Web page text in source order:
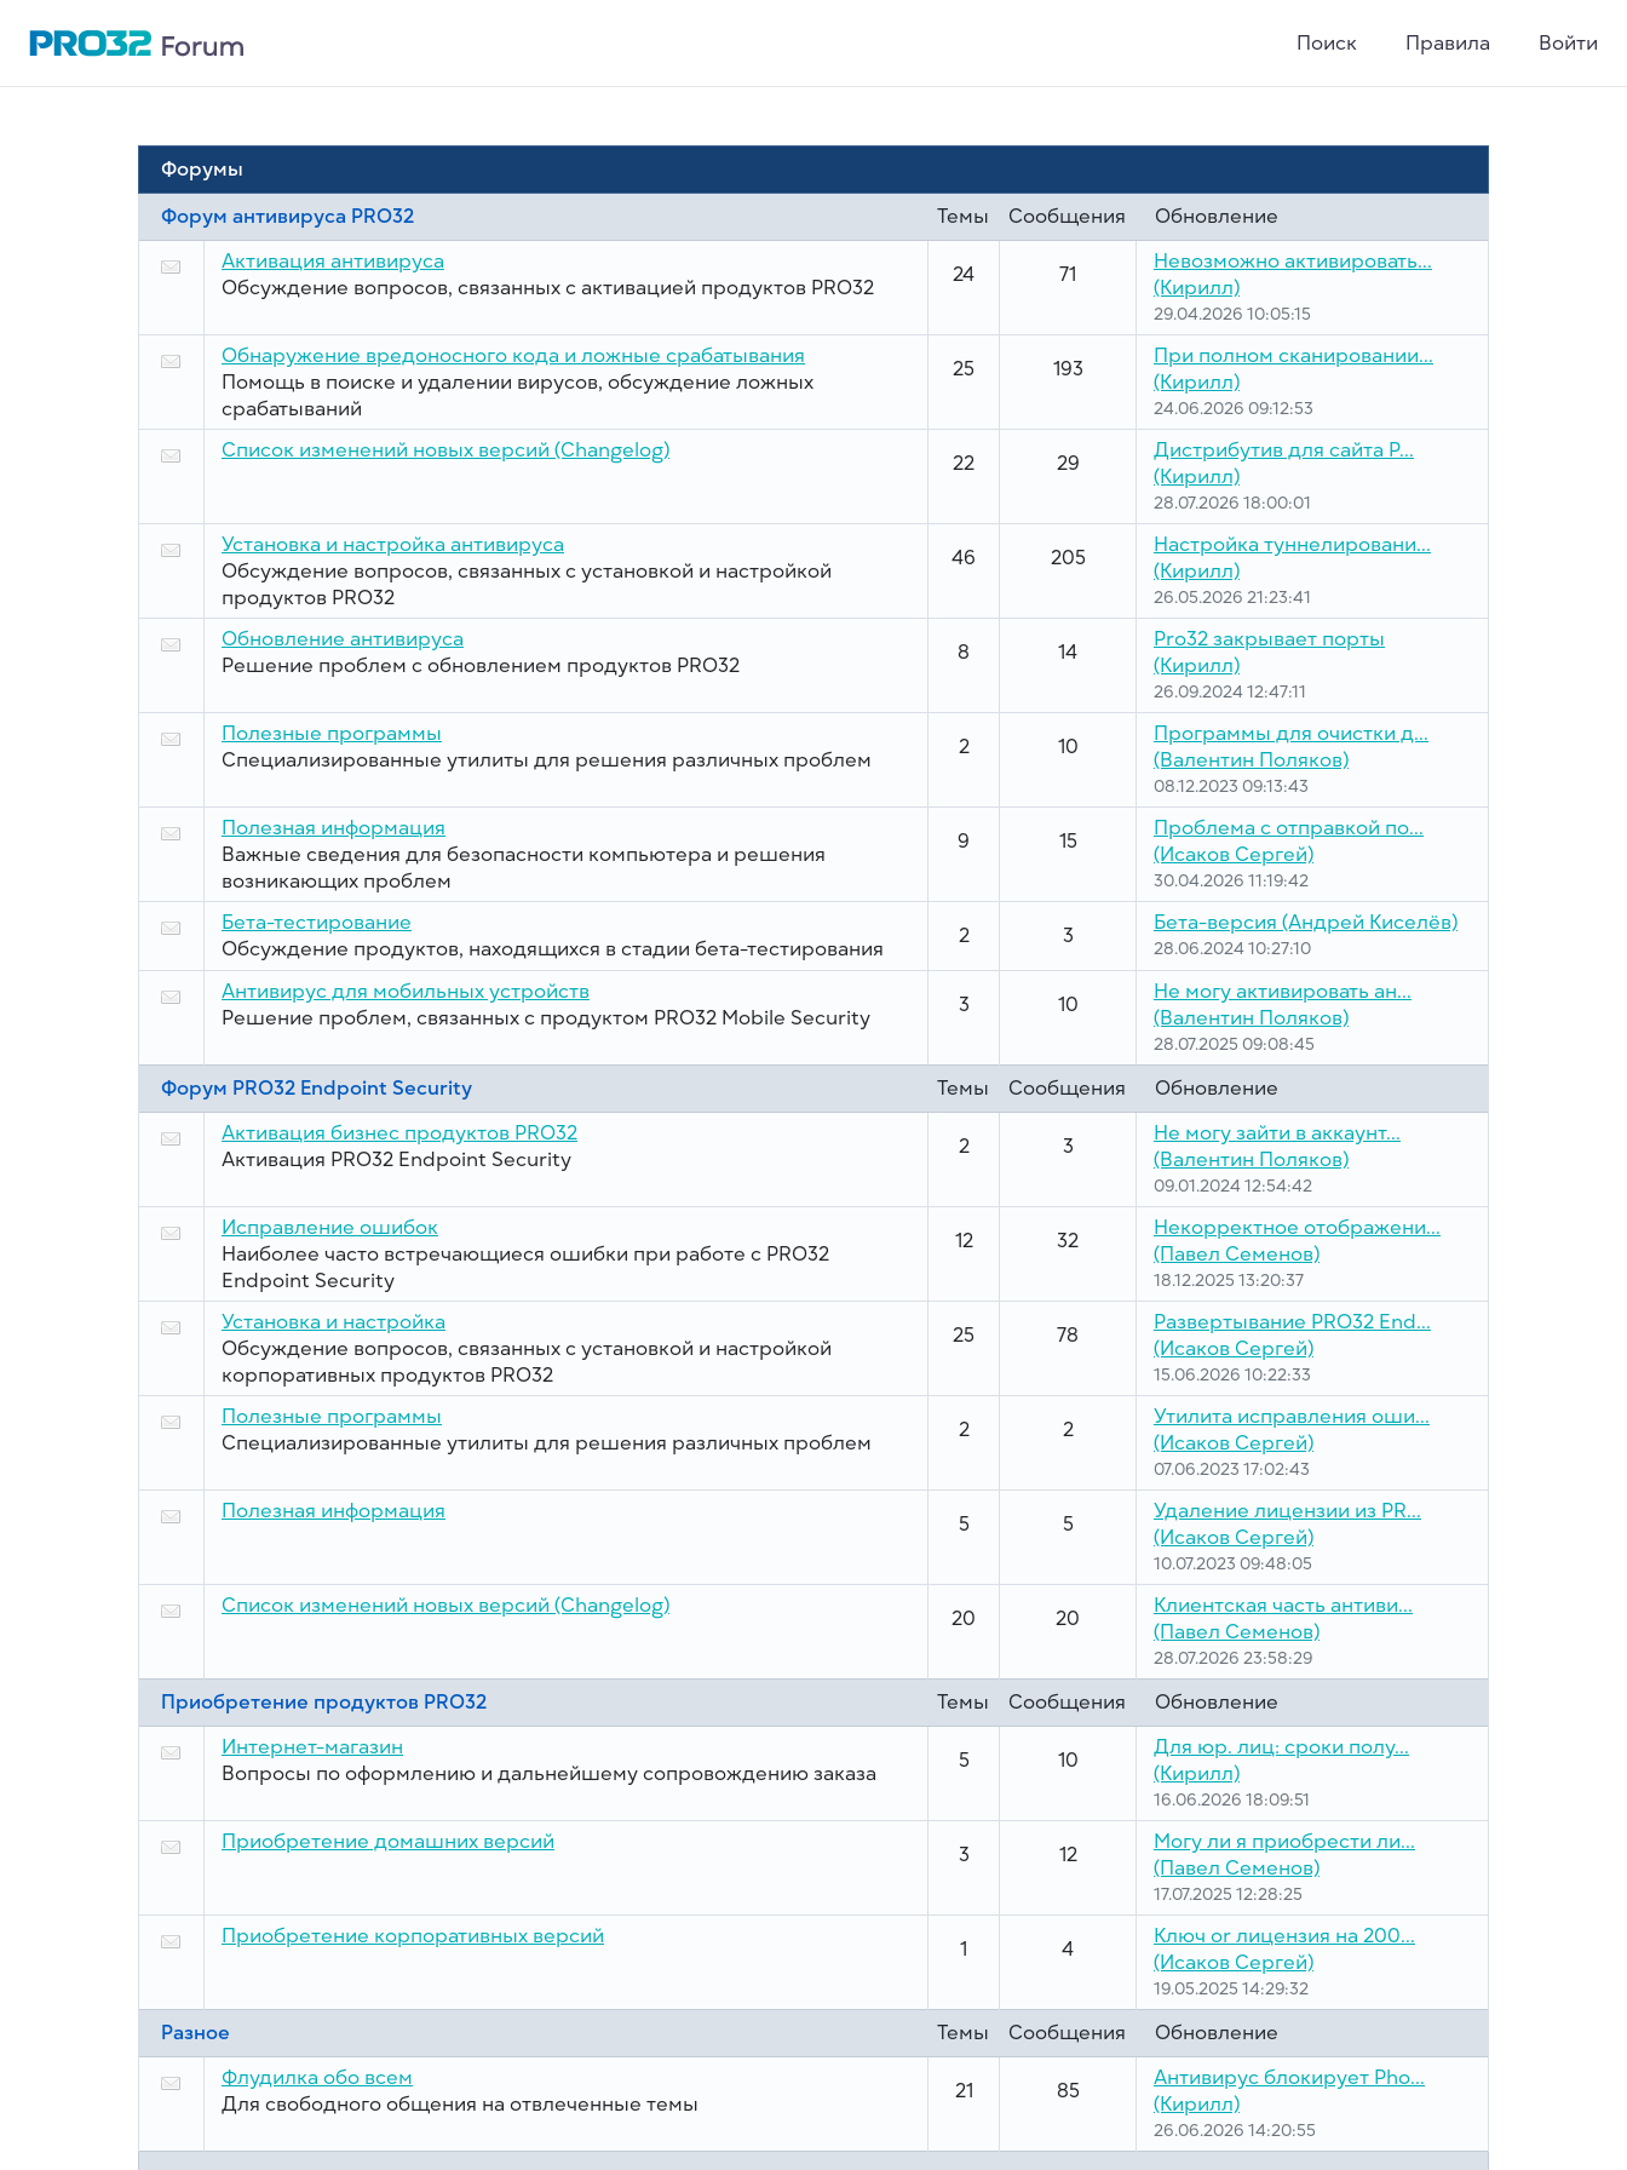
Поиск Правила Войти
Форумы
Форум антивируса PRO32
Темы Сообщения
Обновление
Активация антивируса
Обсуждение вопросов, связанных с активацией продуктов PRO32
24 71
Невозможно активировать...
(Кирилл)
29.04.2026 10:05:15
Обнаружение вредоносного кода и ложные срабатывания
Помощь в поиске и удалении вирусов, обсуждение ложных
срабатываний
25 193
При полном сканировании...
(Кирилл)
24.06.2026 09:12:53
Список изменений новых версий (Changelog) 22 29
Дистрибутив для сайта P...
(Кирилл)
28.07.2026 18:00:01
Установка и настройка антивируса
Обсуждение вопросов, связанных с установкой и настройкой
продуктов PRO32
46 205
Настройка туннелировани...
(Кирилл)
26.05.2026 21:23:41
Обновление антивируса
Решение проблем с обновлением продуктов PRO32
8 14
Pro32 закрывает порты
(Кирилл)
26.09.2024 12:47:11
Полезные программы
Специализированные утилиты для решения различных проблем
2 10
Программы для очистки д...
(Валентин Поляков)
08.12.2023 09:13:43
Полезная информация
Важные сведения для безопасности компьютера и решения
возникающих проблем
9 15
Проблема с отправкой по...
(Исаков Сергей)
30.04.2026 11:19:42
Бета-тестирование
Обсуждение продуктов, находящихся в стадии бета-тестирования
2 3 Бета-версия (Андрей Киселёв)
28.06.2024 10:27:10
Антивирус для мобильных устройств
Решение проблем, связанных с продуктом PRO32 Mobile Security
3 10
Не могу активировать ан...
(Валентин Поляков)
28.07.2025 09:08:45
Форум PRO32 Endpoint Security Темы Сообщения
Обновление
Активация бизнес продуктов PRO32
Активация PRO32 Endpoint Security
2 3
Не могу зайти в аккаунт...
(Валентин Поляков)
09.01.2024 12:54:42
Исправление ошибок
Наиболее часто встречающиеся ошибки при работе с PRO32
Endpoint Security
12 32
Некорректное отображени...
(Павел Семенов)
18.12.2025 13:20:37
Установка и настройка
Обсуждение вопросов, связанных с установкой и настройкой
корпоративных продуктов PRO32
25 78
Развертывание PRO32 End...
(Исаков Сергей)
15.06.2026 10:22:33
Полезные программы
Специализированные утилиты для решения различных проблем
2 2
Утилита исправления оши...
(Исаков Сергей)
07.06.2023 17:02:43
Полезная информация 5 5
Удаление лицензии из PR...
(Исаков Сергей)
10.07.2023 09:48:05
Список изменений новых версий (Changelog) 20 20
Клиентская часть антиви...
(Павел Семенов)
28.07.2026 23:58:29
Приобретение продуктов PRO32 Темы Сообщения
Обновление
Интернет-магазин
Вопросы по оформлению и дальнейшему сопровождению заказа
5 10
Для юр. лиц: сроки полу...
(Кирилл)
16.06.2026 18:09:51
Приобретение домашних версий 3 12
Могу ли я приобрести ли...
(Павел Семенов)
17.07.2025 12:28:25
Приобретение корпоративных версий 1 4
Ключ or лицензия на 200...
(Исаков Сергей)
19.05.2025 14:29:32
Разное Темы Сообщения
Обновление
Флудилка обо всем
Для свободного общения на отвлеченные темы
21 85
Антивирус блокирует Pho...
(Кирилл)
26.06.2026 14:20:55